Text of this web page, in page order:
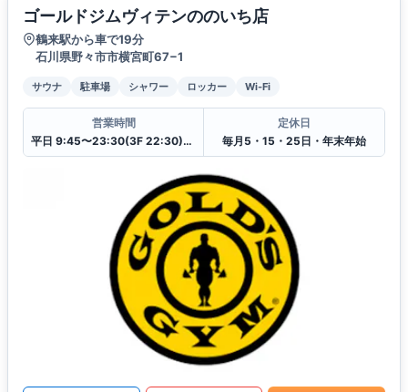
ゴールドジムヴィテンののいち店
鶴来駅から車で19分
石川県野々市市横宮町67−1
サウナ 駐車場 シャワー ロッカー Wi-Fi
営業時間
平日 9:45〜23:30(3F 22:30)(4F 23:00)
定休日
毎月5・15・25日・年末年始